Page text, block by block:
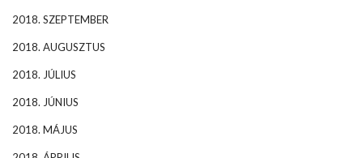
2018. SZEPTEMBER
2018. AUGUSZTUS
2018. JÚLIUS
2018. JÚNIUS
2018. MÁJUS